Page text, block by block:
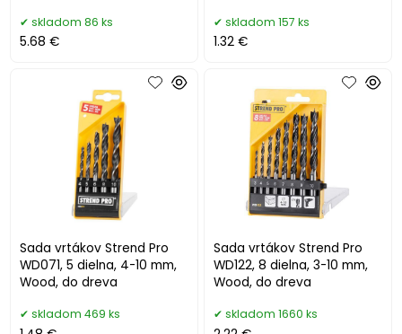
skladom 86 ks
5.68 €
skladom 157 ks
1.32 €
Sada vrtákov Strend Pro
WD071, 5 dielna, 4-10 mm,
Wood, do dreva
skladom 469 ks
Sada vrtákov Strend Pro
WD122, 8 dielna, 3-10 mm,
Wood, do dreva
skladom 1660 ks